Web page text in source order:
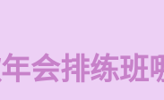
会排练班